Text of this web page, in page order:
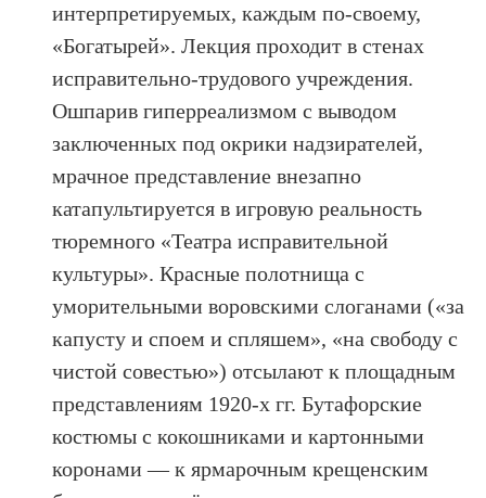
интерпретируемых, каждым по-своему,
«Богатырей». Лекция проходит в стенах
исправительно-трудового учреждения.
Ошпарив гиперреализмом с выводом
заключенных под окрики надзирателей,
мрачное представление внезапно
катапультируется в игровую реальность
тюремного «Театра исправительной
культуры». Красные полотнища с
уморительными воровскими слоганами («за
капусту и споем и спляшем», «на свободу с
чистой совестью») отсылают к площадным
представлениям 1920-х гг. Бутафорские
костюмы с кокошниками и картонными
коронами — к ярмарочным крещенским